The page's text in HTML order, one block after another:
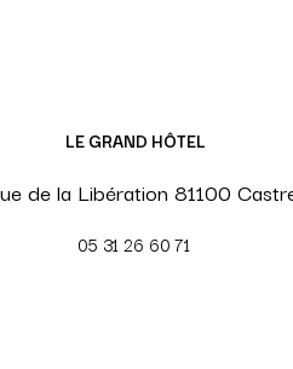
​LE GRAND HÔTEL
de la Libération 81100
05 31 26 60 71